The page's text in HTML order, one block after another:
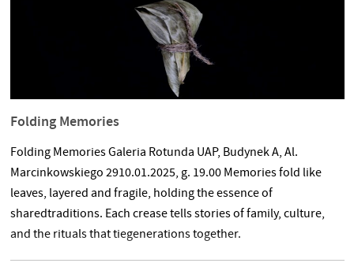
obronił pracę doktorską na Wydziale
Folding Memories
Folding Memories Galeria Rotunda UAP, Budynek A, Al.
Marcinkowskiego 2910.01.2025, g. 19.00 Memories fold like
leaves, layered and fragile, holding the essence of
sharedtraditions. Each crease tells stories of family, culture,
and the rituals that tiegenerations together.